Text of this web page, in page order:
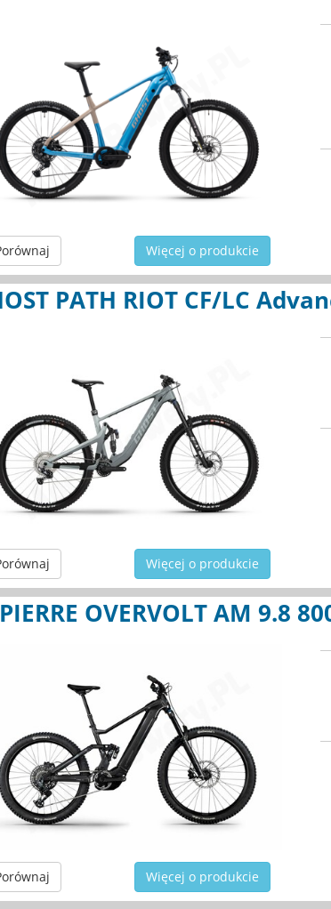
Więcej o produkcie
PATH RIOT CF/LC
Więcej o produkcie
OVERVOLT AM 9.8
Więcej o produkcie